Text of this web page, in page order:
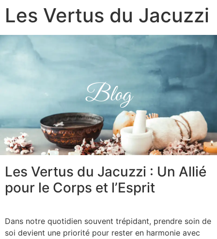
Les Vertus du Jacuzzi
Blog
Les Vertus du Jacuzzi : Un Allié
pour le Corps et l’Esprit
Dans notre quotidien souvent trépidant, prendre soin de
soi devient une priorité pour rester en harmonie avec